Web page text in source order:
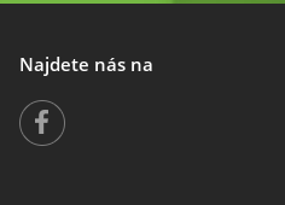
Najdete nás na